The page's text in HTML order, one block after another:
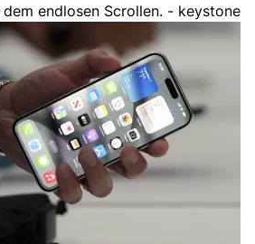
endlosen Scrollen. - keystone